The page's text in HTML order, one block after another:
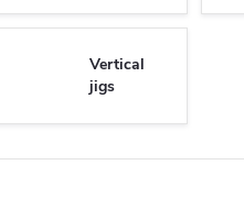
Vertical
jigs